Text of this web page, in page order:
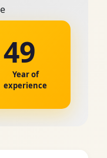
49
Year of
experience